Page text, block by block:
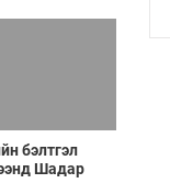
бэлтгэл
Шадар